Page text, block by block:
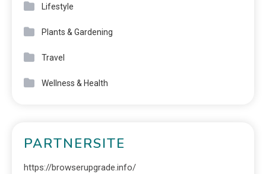
Lifestyle
Plants & Gardening
Travel
Wellness & Health
PARTNERSITE
https://browserupgrade.info/